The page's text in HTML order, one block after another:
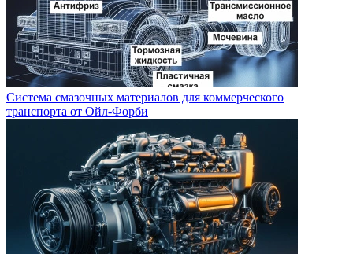
Система смазочных материалов для коммерческого
транспорта от Ойл-Форби